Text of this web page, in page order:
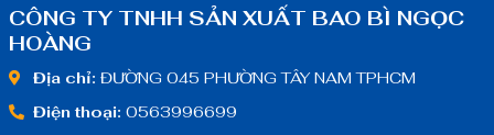
CÔNG TY TNHH SẢN XUẤT BAO BÌ NGỌC
HOÀNG
Địa chỉ: ĐƯỜNG 045 PHƯỜNG TÂY NAM TPHCM
Điện thoại: 0563996699